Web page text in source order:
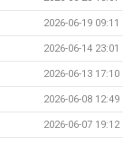
2026-06-19 09:11
2026-06-14 23:01
2026-06-13 17:10
2026-06-08 12:49
2026-06-07 19:12